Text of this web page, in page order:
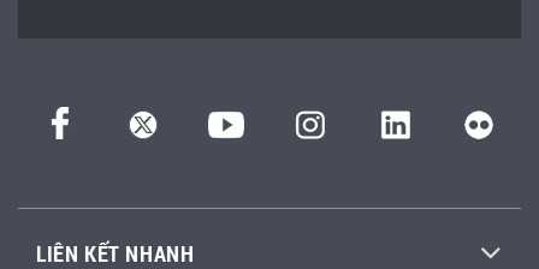
LIÊN KẾT NHANH